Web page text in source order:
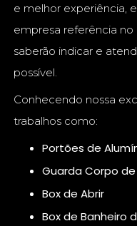
e melhor experiência,
empresa referência no
saberão indicar e
possível.
Conhecendo nossa
trabalhos como:
Portões de
Guarda Corpo
Box de Abrir
Box de Banheiro